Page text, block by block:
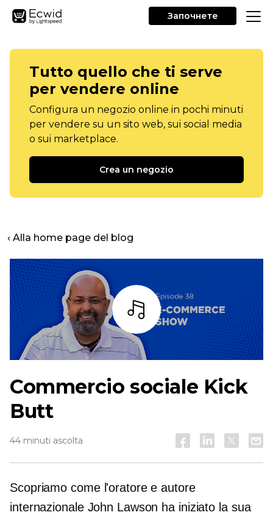
Започнете
Tutto quello che ti serve
per vendere online
Configura un negozio online in pochi minuti
per vendere su un sito web, sui social media
o sui marketplace.
Crea un negozio
‹ Alla home page del blog
Ascoltare
Commercio sociale Kick
Butt
44 minuti ascolta
Scopriamo come l'oratore e autore
internazionale John Lawson ha iniziato la sua